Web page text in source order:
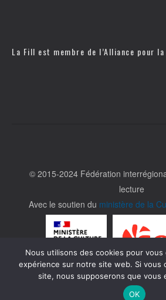
La Fill est membre de l’Alliance pour
© 2015-2024 Fédération
lecture
Avec le soutien du ministère de la
Nous utilisons des cookies pour vous
expérience sur notre site web. Si vous
site, nous supposerons que vous
OK